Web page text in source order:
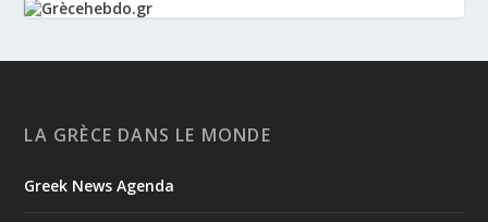
Ελλάδας σε διεθνείς δράσεις, που ενισχύουν την
εξωστρέφεια, τις συνεργασίες και τις νέες επιχειρηματικές
GAMESCOM | 26–30 Αυγούστου| Κολωνία
LA GRÈCE DANS LE MONDE
Greek News Agenda